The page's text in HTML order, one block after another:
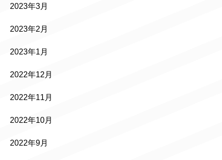
2023年3月
2023年2月
2023年1月
2022年12月
2022年11月
2022年10月
2022年9月